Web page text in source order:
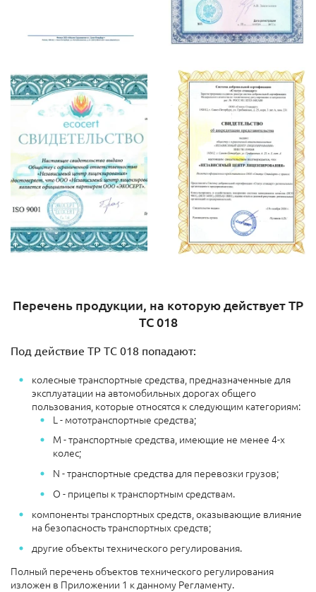
Перечень продукции, на которую действует ТР
ТС 018
Под действие ТР ТС 018 попадают:
колесные транспортные средства, предназначенные для
эксплуатации на автомобильных дорогах общего
пользования, которые относятся к следующим категориям:
L - мототранспортные средства;
М - транспортные средства, имеющие не менее 4-х
колес;
N - транспортные средства для перевозки грузов;
О - прицепы к транспортным средствам.
компоненты транспортных средств, оказывающие влияние
на безопасность транспортных средств;
другие объекты технического регулирования.
Полный перечень объектов технического регулирования
изложен в Приложении 1 к данному Регламенту.